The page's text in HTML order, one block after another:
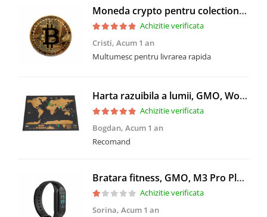
Moneda crypto pentru colectionari, GMO, Bitcoin
Achizitie verificata
Cristi, Acum 1 an
Multumesc pentru livrarea rapida
Harta razuibila a lumii, GMO, World Map Deluxe, 42x30 cm
Achizitie verificata
Bogdan, Acum 1 an
Recomand
Bratara fitness, GMO, M3 Pro Plusmart
Achizitie verificata
Sorina, Acum 1 an